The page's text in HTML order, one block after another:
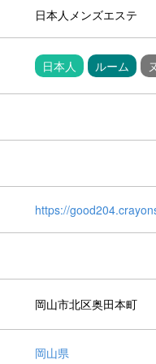
日本人メンズエステ
日本人 ルーム
https://
岡山市北区奥田本町
岡山県